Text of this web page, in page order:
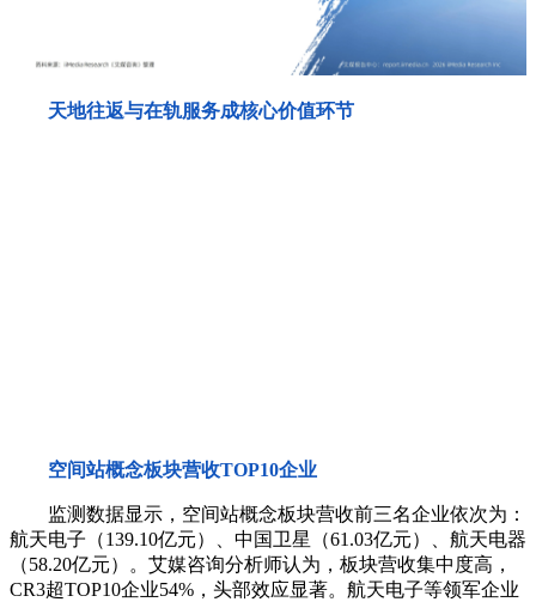
天地往返与在轨服务成核心价值环节
空间站概念板块营收TOP10企业
监测数据显示，空间站概念板块营收前三名企业依次为：
航天电子（139.10亿元）、中国卫星（61.03亿元）、航天电器
（58.20亿元）。艾媒咨询分析师认为，板块营收集中度高，
CR3超TOP10企业54%，头部效应显著。航天电子等领军企业